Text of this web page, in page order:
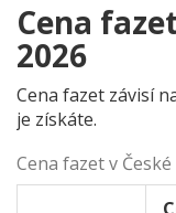
Cena
2026
Cena fazet závisí
je získáte.
Cena fazet v